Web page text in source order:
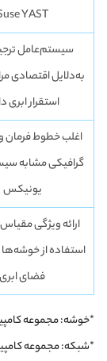
YAST
سیستم‌عامل
به‌دلایل اقتصادی
استقرار ابری
اغلب خطوط فرمان و
گرافیکی مشابه
یونیکس
ارائه ویژگی
استفاده از
فضای ابری
*خوشه: مجموعه
*شبکه: مجموعه